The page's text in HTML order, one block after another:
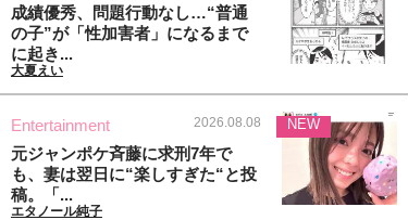
成績優秀、問題行動なし…“普通
の子”が「性加害者」になるまで
に起き...
大夏えい
Entertainment 2026.08.08
元ジャンポケ斉藤に求刑7年で
も、妻は翌日に“楽しすぎた“と投
稿。「...
エタノール純子
NEW